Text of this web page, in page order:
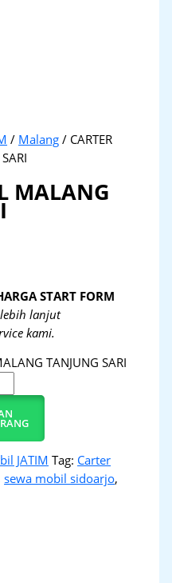
/ Malang / CARTER
MALANG
START FORM
lanjut
kami.
TANJUNG SARI
JATIM Tag: Carter
sewa mobil sidoarjo,